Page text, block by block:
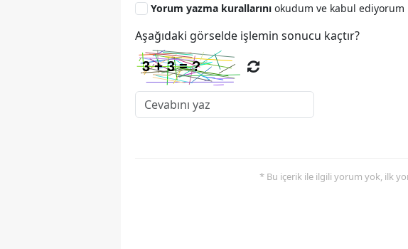
Yorum yazma kurallarını okudum ve kabul ediyorum
Aşağıdaki görselde işlemin sonucu kaçtır?
* Bu içerik ile ilgili yorum yok, ilk